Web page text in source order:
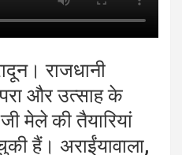
राजधानी
और उत्साह के
मेले की तैयारियां
हैं। अराईंयावाला,